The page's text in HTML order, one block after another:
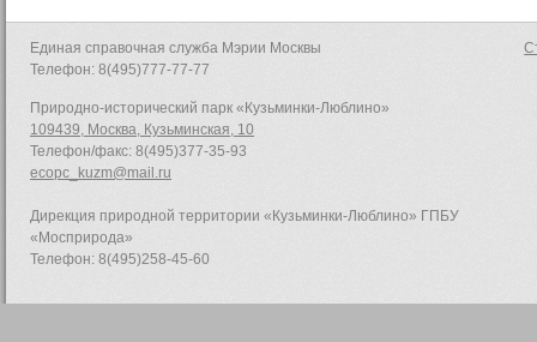
Единая справочная служба Мэрии Москвы
Телефон: 8(495)777-77-77
Природно-исторический парк «Кузьминки-Люблино»
109439, Москва, Кузьминская, 10
Телефон/факс: 8(495)377-35-93
ecopc_kuzm@mail.ru
Дирекция природной территории «Кузьминки-Люблино» ГПБУ
«Мосприрода»
Телефон: 8(495)258-45-60